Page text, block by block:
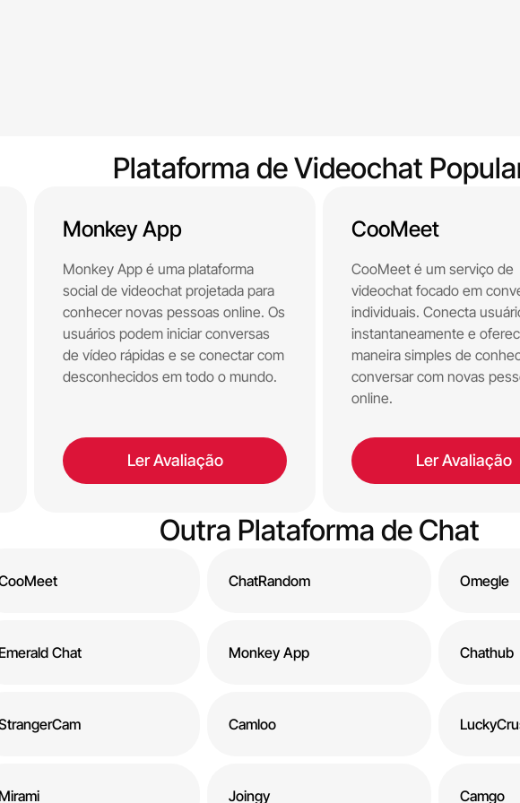
Plataforma de Videochat
Monkey App
Monkey App é uma plataforma
social de videochat projetada para
conhecer novas pessoas online. Os
usuários podem iniciar conversas
de vídeo rápidas e se conectar com
desconhecidos em todo o mundo.
Ler Avaliação
CooMeet
CooMeet é um serviço de
videochat focado em
individuais. Conecta
instantaneamente e
maneira simples de
conversar com novas
online.
Ler Avaliação
Outra Plataforma de Chat
ChatRandom Omegle
Emerald Chat Monkey App Chathub
Camloo
Mirami Joingy Camgo